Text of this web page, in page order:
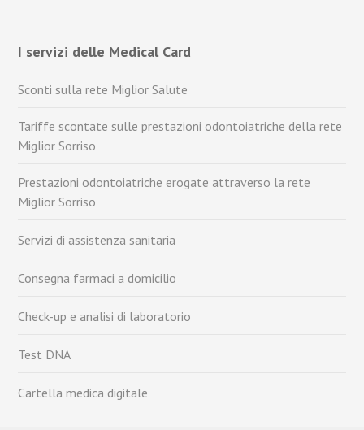
I servizi delle Medical Card
Sconti sulla rete Miglior Salute
Tariffe scontate sulle prestazioni odontoiatriche della rete
Miglior Sorriso
Prestazioni odontoiatriche erogate attraverso la rete
Miglior Sorriso
Servizi di assistenza sanitaria
Consegna farmaci a domicilio
Check-up e analisi di laboratorio
Test DNA
Cartella medica digitale